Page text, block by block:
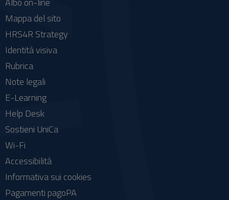
Mappa del sito
HRS4R Strategy
Identità visiva
Rubrica
Note legali
E-Learning
Help Desk
Sostieni UniCa
Wi-Fi
Accessibilità
Informativa sui cookies
Pagamenti pagoPA